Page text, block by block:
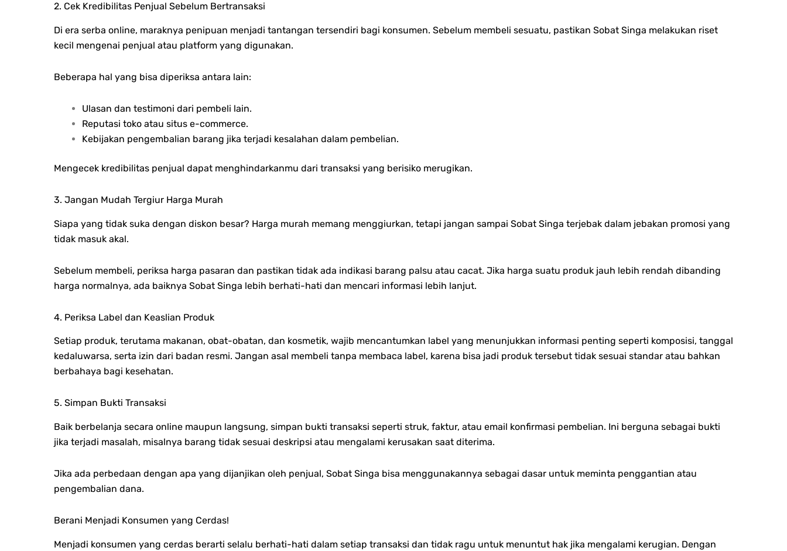
2. Cek Kredibilitas Penjual Sebelum Bertransaksi
Di era serba online, maraknya penipuan menjadi tantangan tersendiri bagi konsumen. Sebelum membeli sesuatu, pastikan Sobat Singa melakukan riset
kecil mengenai penjual atau platform yang digunakan.
Beberapa hal yang bisa diperiksa antara lain:
Ulasan dan testimoni dari pembeli lain.
Reputasi toko atau situs e-commerce.
Kebijakan pengembalian barang jika terjadi kesalahan dalam pembelian.
Mengecek kredibilitas penjual dapat menghindarkanmu dari transaksi yang berisiko merugikan.
3. Jangan Mudah Tergiur Harga Murah
Siapa yang tidak suka dengan diskon besar? Harga murah memang menggiurkan, tetapi jangan sampai Sobat Singa terjebak dalam jebakan promosi yang
tidak masuk akal.
Sebelum membeli, periksa harga pasaran dan pastikan tidak ada indikasi barang palsu atau cacat. Jika harga suatu produk jauh lebih rendah dibanding
harga normalnya, ada baiknya Sobat Singa lebih berhati-hati dan mencari informasi lebih lanjut.
4. Periksa Label dan Keaslian Produk
Setiap produk, terutama makanan, obat-obatan, dan kosmetik, wajib mencantumkan label yang menunjukkan informasi penting seperti komposisi, tanggal
kedaluwarsa, serta izin dari badan resmi. Jangan asal membeli tanpa membaca label, karena bisa jadi produk tersebut tidak sesuai standar atau bahkan
berbahaya bagi kesehatan.
5. Simpan Bukti Transaksi
Baik berbelanja secara online maupun langsung, simpan bukti transaksi seperti struk, faktur, atau email konfirmasi pembelian. Ini berguna sebagai bukti
jika terjadi masalah, misalnya barang tidak sesuai deskripsi atau mengalami kerusakan saat diterima.
Jika ada perbedaan dengan apa yang dijanjikan oleh penjual, Sobat Singa bisa menggunakannya sebagai dasar untuk meminta penggantian atau
pengembalian dana.
Berani Menjadi Konsumen yang Cerdas!
Menjadi konsumen yang cerdas berarti selalu berhati-hati dalam setiap transaksi dan tidak ragu untuk menuntut hak jika mengalami kerugian. Dengan